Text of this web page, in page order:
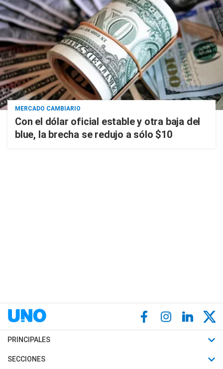
MERCADO CAMBIARIO
Con el dólar oficial estable y otra baja del
blue, la brecha se redujo a sólo $10
PRINCIPALES
Últimas Noticias
SECCIONES